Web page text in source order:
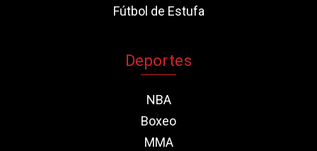
Fútbol de Estufa
Deportes
NBA
Boxeo
MMA